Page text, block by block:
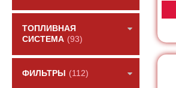
ТОПЛИВНАЯ
СИСТЕМА (93)
ФИЛЬТРЫ (112)